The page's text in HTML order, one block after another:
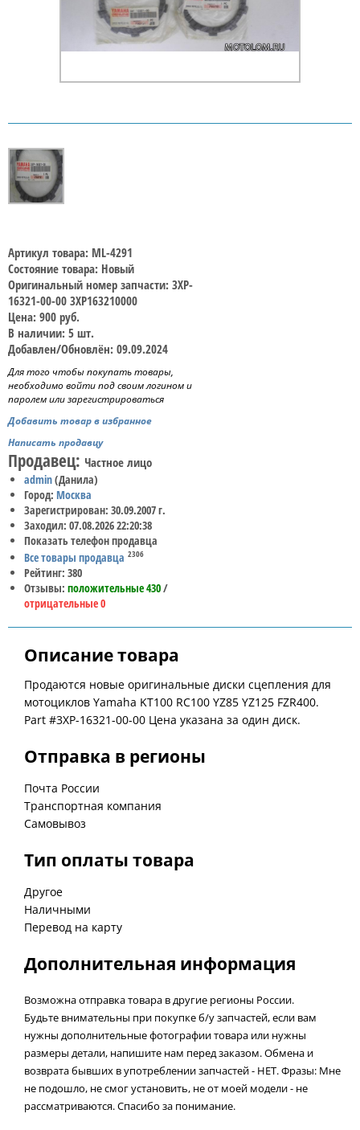
Артикул товара: ML-4291
Состояние товара: Новый
Оригинальный номер запчасти: 3XP-
16321-00-00 3XP163210000
Цена: 900 руб.
В наличии: 5 шт.
Добавлен/Обновлён: 09.09.2024
Для того чтобы покупать товары,
необходимо войти под своим логином и
паролем или зарегистрироваться
Добавить товар в избранное
Написать продавцу
Продавец: Частное лицо
admin(Данила)
Город: Москва
Зарегистрирован: 30.09.2007 г.
Заходил: 07.08.2026 22:20:38
Показать телефон продавца
Все товары продавца 2306
Рейтинг: 380
Отзывы: положительные 430/
отрицательные 0
Описание товара
Продаются новые оригинальные диски сцепления для
мотоциклов Yamaha KT100 RC100 YZ85 YZ125 FZR400.
Part #3XP-16321-00-00 Цена указана за один диск.
Отправка в регионы
Почта России
Транспортная компания
Самовывоз
Тип оплаты товара
Другое
Наличными
Перевод на карту
Дополнительная информация
Возможна отправка товара в другие регионы России.
Будьте внимательны при покупке б/у запчастей, если вам
нужны дополнительные фотографии товара или нужны
размеры детали, напишите нам перед заказом. Обмена и
возврата бывших в употреблении запчастей - НЕТ. Фразы: Мне
не подошло, не смог установить, не от моей модели - не
рассматриваются. Спасибо за понимание.